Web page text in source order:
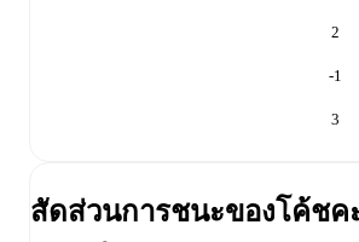
2
-1
3
สัดส่วนการชนะของโค้ชค